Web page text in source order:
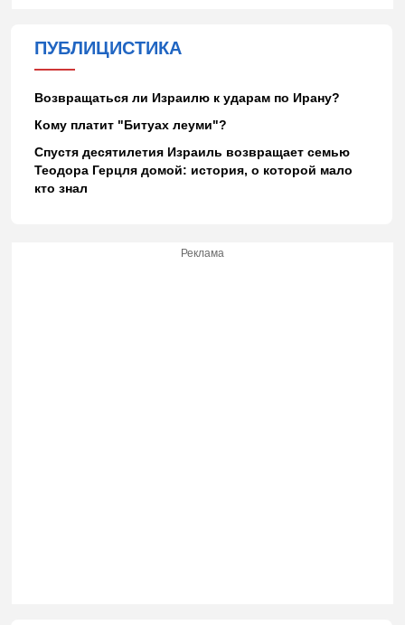
ПУБЛИЦИСТИКА
Возвращаться ли Израилю к ударам по Ирану?
Кому платит "Битуах леуми"?
Спустя десятилетия Израиль возвращает семью
Теодора Герцля домой: история, о которой мало
кто знал
Реклама